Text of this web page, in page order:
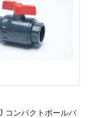
コンパクトボールバ